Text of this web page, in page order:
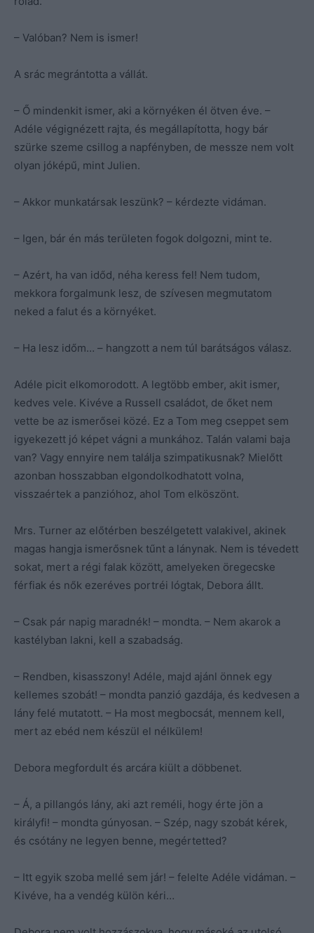
– Valóban? Nem is ismer!
A srác megrántotta a vállát.
– Ő mindenkit ismer, aki a környéken él ötven éve. –
Adéle végignézett rajta, és megállapította, hogy bár
szürke szeme csillog a napfényben, de messze nem volt
olyan jóképű, mint Julien.
– Akkor munkatársak leszünk? – kérdezte vidáman.
– Igen, bár én más területen fogok dolgozni, mint te.
– Azért, ha van időd, néha keress fel! Nem tudom,
mekkora forgalmunk lesz, de szívesen megmutatom
neked a falut és a környéket.
– Ha lesz időm… – hangzott a nem túl barátságos válasz.
Adéle picit elkomorodott. A legtöbb ember, akit ismer,
kedves vele. Kivéve a Russell családot, de őket nem
vette be az ismerősei közé. Ez a Tom meg cseppet sem
igyekezett jó képet vágni a munkához. Talán valami baja
van? Vagy ennyire nem találja szimpatikusnak? Mielőtt
azonban hosszabban elgondolkodhatott volna,
visszaértek a panzióhoz, ahol Tom elköszönt.
Mrs. Turner az előtérben beszélgetett valakivel, akinek
magas hangja ismerősnek tűnt a lánynak. Nem is tévedett
sokat, mert a régi falak között, amelyeken öregecske
férfiak és nők ezeréves portréi lógtak, Debora állt.
– Csak pár napig maradnék! – mondta. – Nem akarok a
kastélyban lakni, kell a szabadság.
– Rendben, kisasszony! Adéle, majd ajánl önnek egy
kellemes szobát! – mondta panzió gazdája, és kedvesen a
lány felé mutatott. – Ha most megbocsát, mennem kell,
mert az ebéd nem készül el nélkülem!
Debora megfordult és arcára kiült a döbbenet.
– Á, a pillangós lány, aki azt reméli, hogy érte jön a
királyfi! – mondta gúnyosan. – Szép, nagy szobát kérek,
és csótány ne legyen benne, megértetted?
– Itt egyik szoba mellé sem jár! – felelte Adéle vidáman. –
Kivéve, ha a vendég külön kéri…